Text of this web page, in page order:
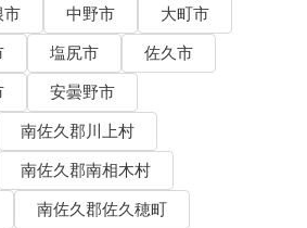
市 中野市
大町市
塩尻市
佐久市
安曇野市
南佐久郡川上村
南佐久郡南相木村
南佐久郡佐久穂町